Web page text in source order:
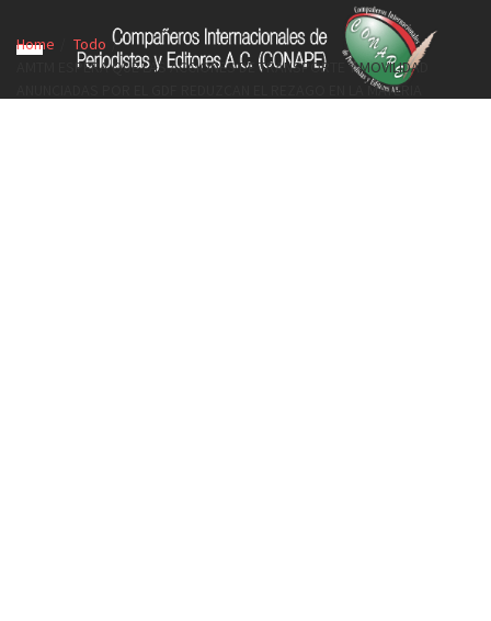
Home
Todo
AMTM ESPERA QUE LAS ACCIONES DE TRANSPORTE Y MOVILIDAD
ANUNCIADAS POR EL GDF REDUZCAN EL REZAGO EN LA MATERIA